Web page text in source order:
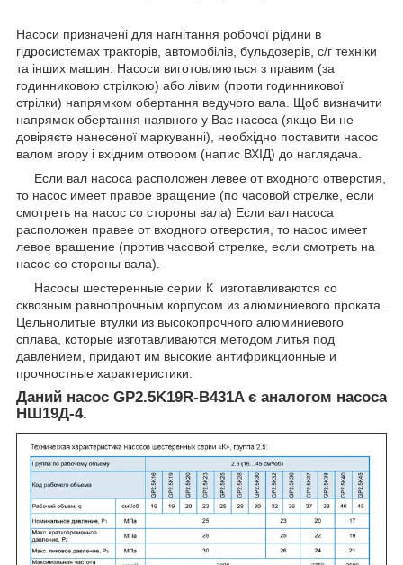
Насоси призначені для нагнітання робочої рідини в
гідросистемах тракторів, автомобілів, бульдозерів, с/г техніки
та інших машин. Насоси виготовляються з правим (за
годинниковою стрілкою) або лівим (проти годинникової
стрілки) напрямком обертання ведучого вала. Щоб визначити
напрямок обертання наявного у Вас насоса (якщо Ви не
довіряєте нанесеної маркуванні), необхідно поставити насос
валом вгору і вхідним отвором (напис ВХІД) до наглядача.
Если вал насоса расположен левее от входного отверстия,
то насос имеет правое вращение (по часовой cтрелке, если
смотреть на насос со стороны вала) Если вал насоса
расположен правее от входного отверстия, то насос имеет
левое вращение (против часовой стрелке, если смотреть на
насос со стороны вала).
Насосы шестеренные серии К изготавливаются со
сквозным равнопрочным корпусом из алюминиевого проката.
Цельнолитые втулки из высокопрочного алюминиевого
сплава, которые изготавливаются методом литья под
давлением, придают им высокие антифрикционные и
прочностные характеристики.
Даний насос GP2.5K19R-B431A є аналогом насоса
НШ19Д-4.